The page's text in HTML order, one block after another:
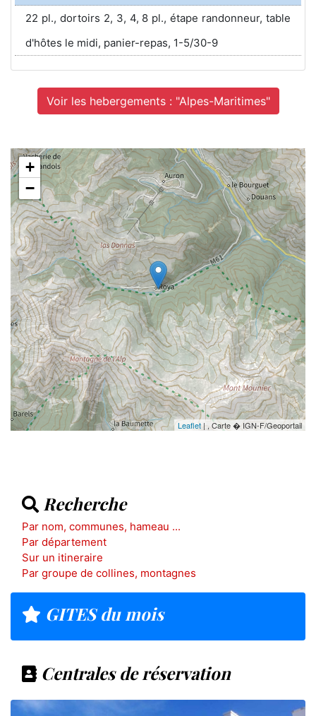
22 pl., dortoirs 2, 3, 4, 8 pl., étape randonneur, table
d'hôtes le midi, panier-repas, 1-5/30-9
Voir les hebergements : "Alpes-Maritimes"
+
−
Leaflet| , Carte � IGN-F/Geoportail
Recherche
Par nom, communes, hameau ...
Par département
Sur un itineraire
Par groupe de collines, montagnes
GITES du mois
Centrales de réservation